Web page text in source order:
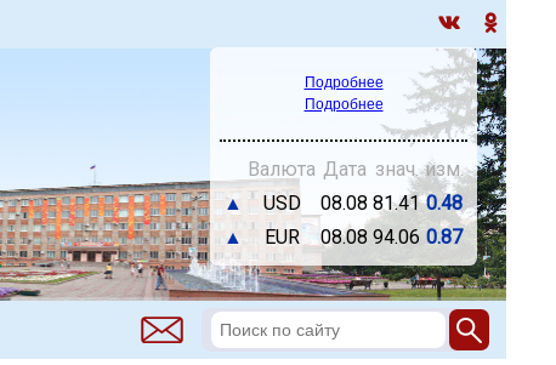
Подробнее
Подробнее
Валюта Дата знач. изм.
▲
USD 08.08 81.41 0.48
▲
EUR 08.08 94.06 0.87